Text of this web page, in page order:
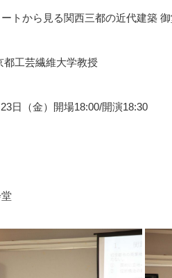
トから見る関西三都の近代建築 御
都工芸繊維大学教授
日（金）開場18:00/開演18:30